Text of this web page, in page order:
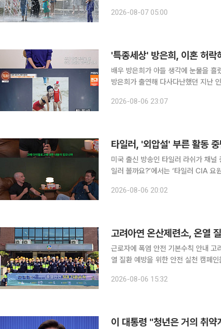
효된 가운데 최고체감온도는 35도 안
2026-08-07 05:00
'특종세상' 방은희, 이혼 허
배우 방은희가 아들 생각에 눈물을 흘렸다. 6일 방송된 MBN ‘특종세상’에서는 데뷔
방은희가 출연해 다사다난했던 지난 인생을 돌아봤다. 이날 방은희
미안해서 눈물이 난다”라며 영화감독
2026-08-06 23:07
타일러, '외압설' 부른 활동
미국 출신 방송인 타일러 라쉬가 채널 종료 선
일러 볼까요?’에서는 ‘타일러 CIA 요
이 이야기하는 게 있었다. 제가 답변
2026-08-06 20:02
고려아연 온산제련소, 온열
근로자에 폭염 안전 기본수칙 안내 고려아연 온산제련소는 노동조합과 함께 지난달 31일 여름철 온
열 질환 예방을 위한 안전 실천 캠페인을 실시했다고 6
2026-08-06 15:32
이 대통령 "청년은 거의 취